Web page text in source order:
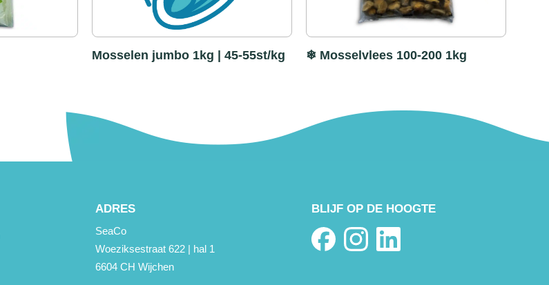
Mosselen jumbo 1kg | 45-55st/kg ❄ Mosselvlees 100-200 1kg
ADRES
SeaCo
Woeziksestraat 622 | hal 1
6604 CH Wijchen
BLIJF OP DE HOOGTE